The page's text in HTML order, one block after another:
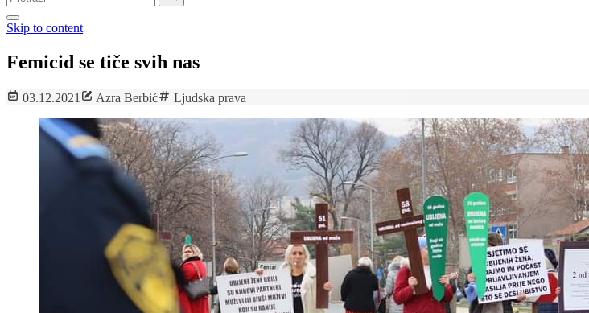
Skip to content
Femicid se tiče svih nas
03.12.2021 Azra Berbić Ljudska prava